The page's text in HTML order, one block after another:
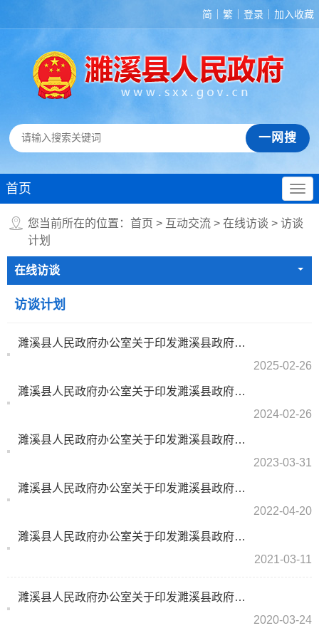
简 繁 登录 加入收藏
首页
您当前所在的位置： 首页 > 互动交流 > 在线访谈 > 访谈
计划
在线访谈
访谈计划
濉溪县人民政府办公室关于印发濉溪县政府网站2025年度“在线访谈”和“新闻发布会”工作计划的通知
2025-02-26
濉溪县人民政府办公室关于印发濉溪县政府网站2024年度“在线访谈”和“新闻发布会”工作计划的通知
2024-02-26
濉溪县人民政府办公室关于印发濉溪县政府网站2023年度“在线访谈”和“新闻发布会”工作计划的通知
2023-03-31
濉溪县人民政府办公室关于印发濉溪县政府网站2022年度“在线访谈”和“新闻发布会”工作计划的通知
2022-04-20
濉溪县人民政府办公室关于印发濉溪县政府网站2021年度“在线访谈”和“新闻发布会”工作计划的通知
2021-03-11
濉溪县人民政府办公室关于印发濉溪县政府网站2020年度“在线访谈”和“新闻发布会”工作计划的通知
2020-03-24